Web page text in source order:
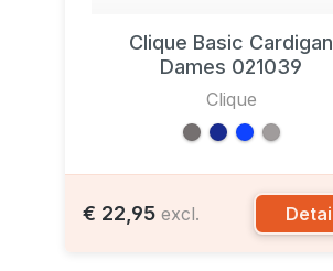
Clique Basic Cardigan
Dames 021039
Clique
€ 22,95 excl.